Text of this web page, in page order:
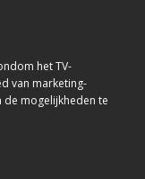
het TV-
van marketing-
de mogelijkheden te